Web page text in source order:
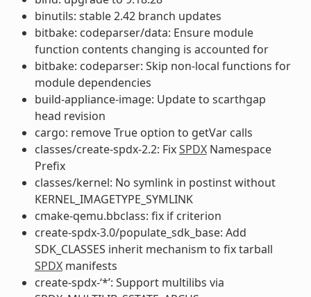
binutils: stable 2.42 branch updates
bitbake: codeparser/data: Ensure module
function contents changing is accounted for
bitbake: codeparser: Skip non-local functions for
module dependencies
build-appliance-image: Update to scarthgap
head revision
cargo: remove True option to getVar calls
classes/create-spdx-2.2: FixSPDXNamespace
Prefix
classes/kernel: No symlink in postinst without
KERNEL_IMAGETYPE_SYMLINK
cmake-qemu.bbclass: fix if criterion
create-spdx-3.0/populate_sdk_base: Add
SDK_CLASSES inherit mechanism to fix tarball
SPDXmanifests
create-spdx-‘*’: Support multilibs via